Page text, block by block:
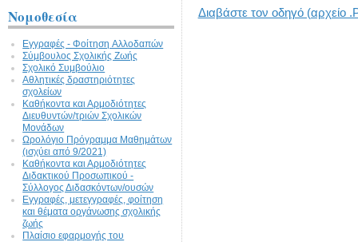
Νομοθεσία
Εγγραφές - Φοίτηση Aλλοδαπών
Σύμβουλος Σχολικής Ζωής
Σχολικό Συμβούλιο
Αθλητικές δραστηριότητες
σχολείων
Καθήκοντα και Αρμοδιότητες
Διευθυντών/τριών Σχολικών
Μονάδων
Ωρολόγιο Πρόγραμμα Μαθημάτων
(ισχύει από 9/2021)
Καθήκοντα και Αρμοδιότητες
Διδακτικού Προσωπικού -
Σύλλογος Διδασκόντων/ουσών
Εγγραφές, μετεγγραφές, φοίτηση
και θέματα οργάνωσης σχολικής
ζωής
Πλαίσιο εφαρμογής του
Διαβάστε τον οδηγό (αρχείο